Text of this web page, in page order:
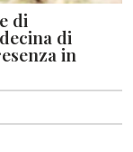
di
di
in